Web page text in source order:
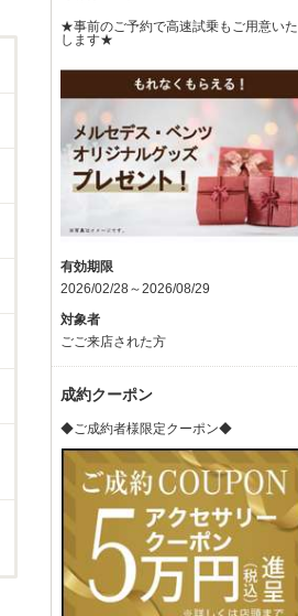
★事前のご予約で高速試乗もご用意いた
します★
有効期限
2026/02/28～2026/08/29
対象者
ごご来店された方
成約クーポン
◆ご成約者様限定クーポン◆